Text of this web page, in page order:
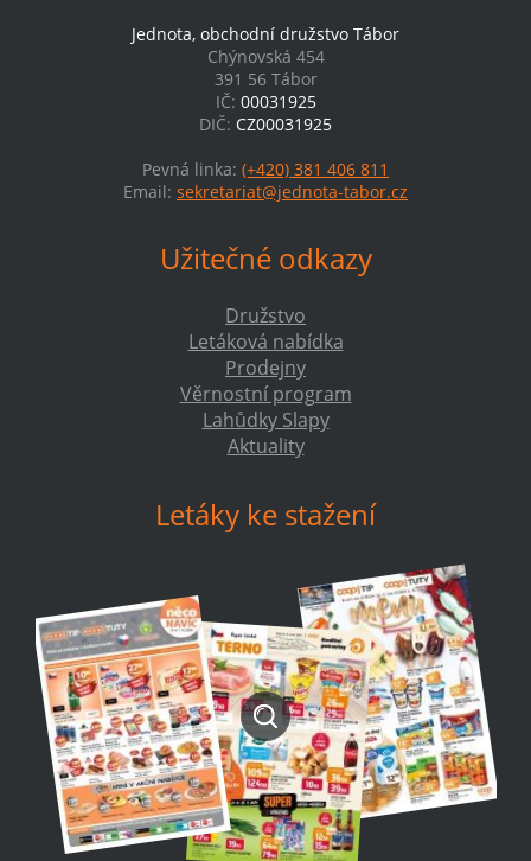
Jednota, obchodní družstvo Tábor
Chýnovská 454
391 56 Tábor
IČ: 00031925
DIČ: CZ00031925
Pevná linka: (+420) 381 406 811
Email: sekretariat@jednota-tabor.cz
Užitečné odkazy
Družstvo
Letáková nabídka
Prodejny
Věrnostní program
Lahůdky Slapy
Aktuality
Letáky ke stažení